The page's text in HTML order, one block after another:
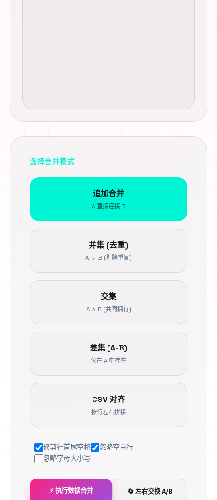
选择合并模式
追加合并
A 直接连接 B
并集 (去重)
A ∪ B (剔除重复)
交集
A ∩ B (共同拥有)
差集 (A-B)
仅在 A 中存在
CSV 对齐
按行左右拼接
修剪行首尾空格
忽略空白行
忽略字母大小写
⚡ 执行数据合并 🔄 左右交换 A/B